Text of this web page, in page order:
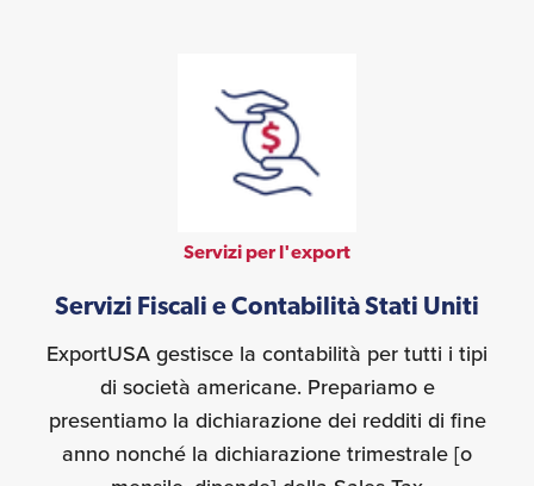
Servizi per l'export
Servizi Fiscali e Contabilità Stati Uniti
ExportUSA gestisce la contabilità per tutti i tipi
di società americane. Prepariamo e
presentiamo la dichiarazione dei redditi di fine
anno nonché la dichiarazione trimestrale [o